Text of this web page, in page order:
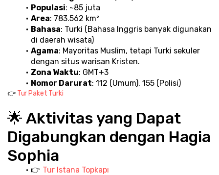
Populasi: ~85 juta
Area: 783.562 km²
Bahasa: Turki (Bahasa Inggris banyak digunakan
di daerah wisata)
Agama: Mayoritas Muslim, tetapi Turki sekuler
dengan situs warisan Kristen.
Zona Waktu: GMT+3
Nomor Darurat: 112 (Umum), 155 (Polisi)
👉 Tur Paket Turki
🌟 Aktivitas yang Dapat
Digabungkan dengan Hagia
Sophia
👉 Tur Istana Topkapı